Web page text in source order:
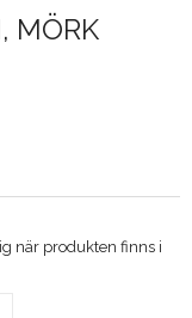
MÖRK
när produkten finns i